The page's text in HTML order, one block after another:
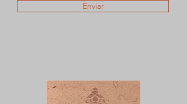
Enviar